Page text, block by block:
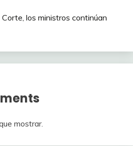
los ministros continúan
mostrar.